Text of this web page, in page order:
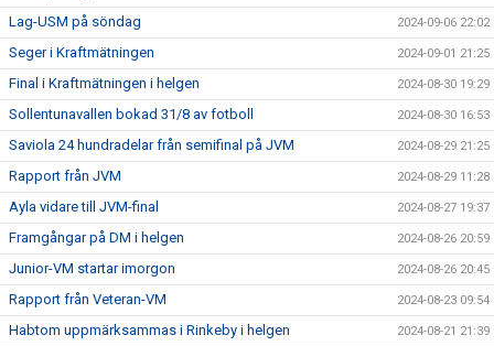
Lag-USM på söndag 2024-09-06 22:02
Seger i Kraftmätningen 2024-09-01 21:25
Final i Kraftmätningen i helgen 2024-08-30 19:29
Sollentunavallen bokad 31/8 av fotboll 2024-08-30 16:53
Saviola 24 hundradelar från semifinal på JVM 2024-08-29 21:25
Rapport från JVM 2024-08-29 11:28
Ayla vidare till JVM-final 2024-08-27 19:37
Framgångar på DM i helgen 2024-08-26 20:59
Junior-VM startar imorgon 2024-08-26 20:45
Rapport från Veteran-VM 2024-08-23 09:54
Habtom uppmärksammas i Rinkeby i helgen 2024-08-21 21:39